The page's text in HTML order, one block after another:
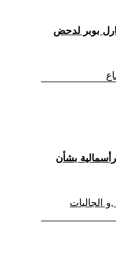
بوبر لدحض
بشأن
الجاليات